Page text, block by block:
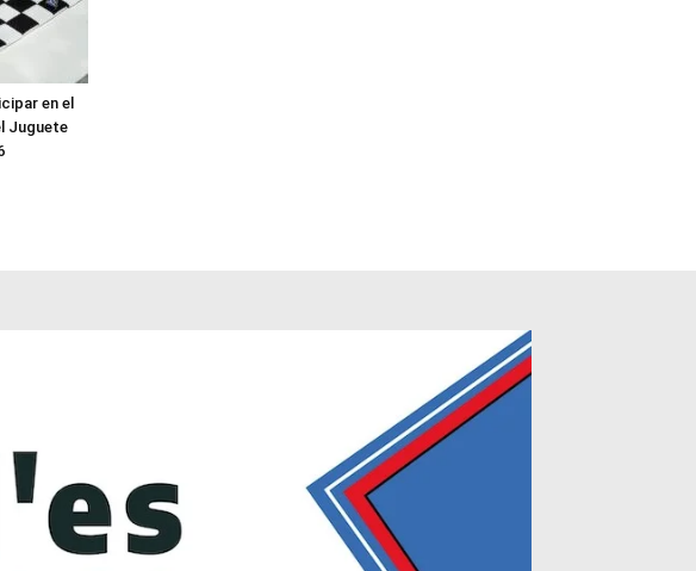
en el
Juguete